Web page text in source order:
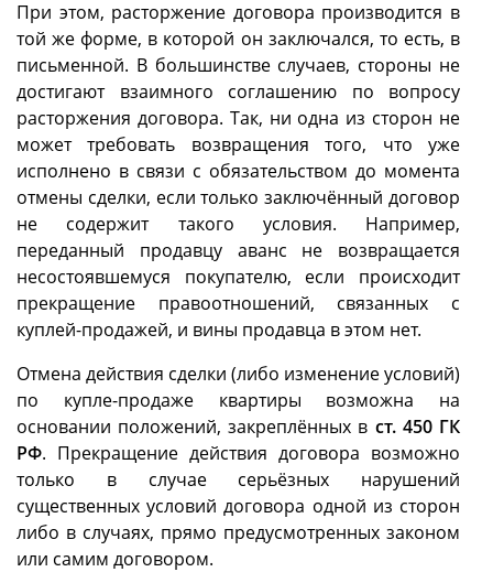
При этом, расторжение договора производится в
той же форме, в которой он заключался, то есть, в
письменной. В большинстве случаев, стороны не
достигают взаимного соглашению по вопросу
расторжения договора. Так, ни одна из сторон не
может требовать возвращения того, что уже
исполнено в связи с обязательством до момента
отмены сделки, если только заключённый договор
не содержит такого условия. Например,
переданный продавцу аванс не возвращается
несостоявшемуся покупателю, если происходит
прекращение правоотношений, связанных с
куплей-продажей, и вины продавца в этом нет.
Отмена действия сделки (либо изменение условий)
по купле-продаже квартиры возможна на
основании положений, закреплённых в ст. 450 ГК
РФ. Прекращение действия договора возможно
только в случае серьёзных нарушений
существенных условий договора одной из сторон
либо в случаях, прямо предусмотренных законом
или самим договором.